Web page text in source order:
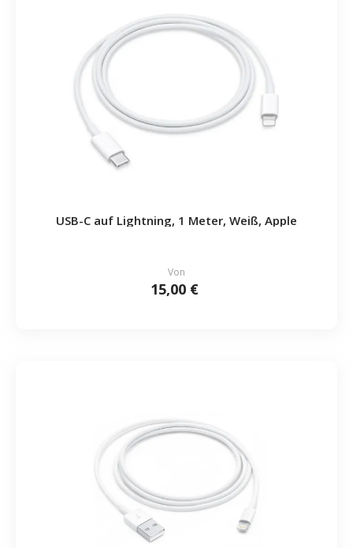
USB-C auf Lightning, 1 Meter, Weiß, Apple
Von
15,00 €